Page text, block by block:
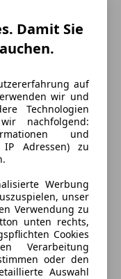
Damit Sie
auf
wir und
Technologien
nachfolgend:
und
IP Adressen) zu
Werbung
unser
Verwendung zu
unten rechts,
Cookies
Verarbeitung
oder den
Auswahl